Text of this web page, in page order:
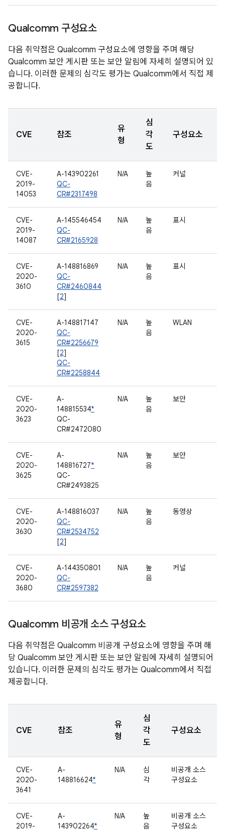
Qualcomm 구성요소
다음 취약점은 Qualcomm 구성요소에 영향을 주며 해당
Qualcomm 보안 게시판 또는 보안 알림에 자세히 설명되어 있
습니다. 이러한 문제의 심각도 평가는 Qualcomm에서 직접 제
공합니다.
CVE 참조
유
형
심
각
도
구성요소
CVE-
2019-
14053
A-143902261
QC-
CR#2317498
N/A
높
음
커널
CVE-
2019-
14087
A-145546454
QC-
CR#2165928
N/A
높
음
표시
CVE-
2020-
3610
A-148816869
QC-
CR#2460844
[2]
N/A
높
음
표시
CVE-
2020-
3615
A-148817147
QC-
CR#2256679
[2]
QC-
CR#2258844
N/A
높
음
WLAN
CVE-
2020-
3623
A-
148815534*
QC-
CR#2472080
N/A
높
음
보안
CVE-
2020-
3625
A-
148816727*
QC-
CR#2493825
N/A
높
음
보안
CVE-
2020-
3630
A-148816037
QC-
CR#2534752
[2]
N/A
높
음
동영상
CVE-
2020-
3680
A-144350801
QC-
CR#2597382
N/A
높
음
커널
Qualcomm 비공개 소스 구성요소
다음 취약점은 Qualcomm 비공개 구성요소에 영향을 주며 해
당 Qualcomm 보안 게시판 또는 보안 알림에 자세히 설명되어
있습니다. 이러한 문제의 심각도 평가는 Qualcomm에서 직접
제공합니다.
CVE 참조
유
형
심
각
도
구성요소
CVE-
2020-
3641
A-
148816624*
N/A
심
각
비공개 소스
구성요소
CVE-
2019-
A-
143902264*
N/A
높
음
비공개 소스
구성요소